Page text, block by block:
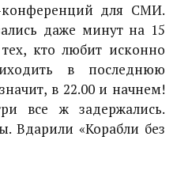
конференций для СМИ.
даже минут на 15
кто любит исконно
в последнюю
в 22.00 и начнем!
все ж задержались.
Вдарили «Корабли без